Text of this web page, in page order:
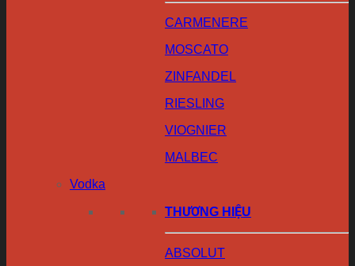
CARMENERE
MOSCATO
ZINFANDEL
RIESLING
VIOGNIER
MALBEC
Vodka
THƯƠNG HIỆU
ABSOLUT